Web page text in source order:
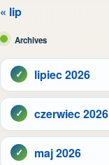
« lip
Archives
lipiec 2026
czerwiec 2026
maj 2026